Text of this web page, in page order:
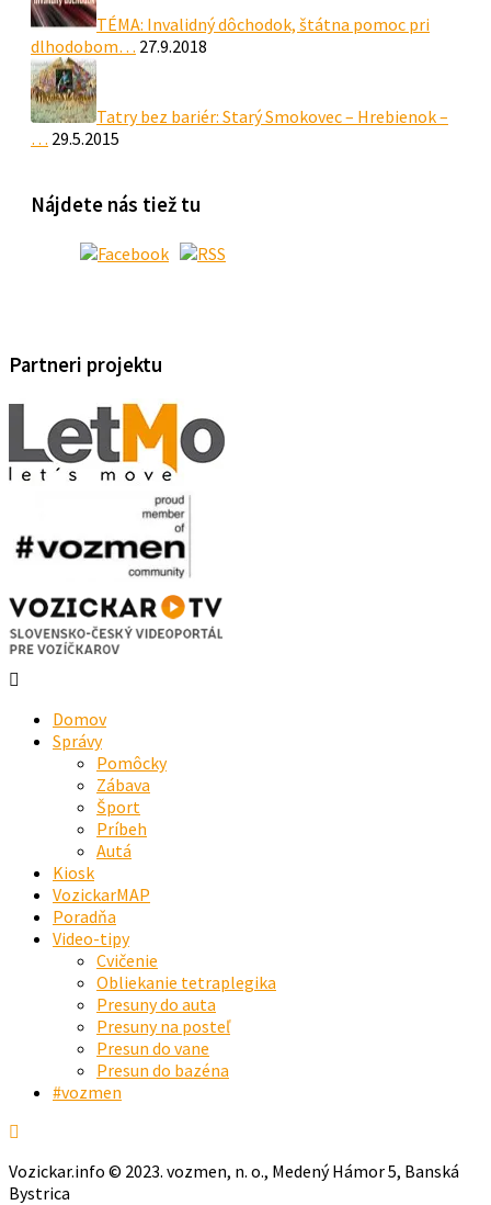
TÉMA: Invalidný dôchodok, štátna pomoc pri
dlhodobom… 27.9.2018
Tatry bez bariér: Starý Smokovec – Hrebienok –
… 29.5.2015
Nájdete nás tiež tu
Partneri projektu
Domov
Správy
Pomôcky
Zábava
Šport
Príbeh
Autá
Kiosk
VozickarMAP
Poradňa
Video-tipy
Cvičenie
Obliekanie tetraplegika
Presuny do auta
Presuny na posteľ
Presun do vane
Presun do bazéna
#vozmen
Vozickar.info © 2023. vozmen, n. o., Medený Hámor 5, Banská
Bystrica